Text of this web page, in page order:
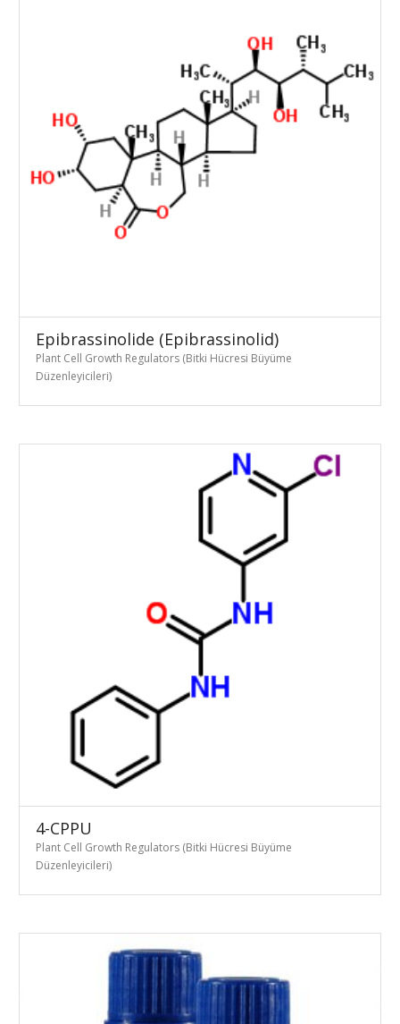
Epibrassinolide (Epibrassinolid)
Plant Cell Growth Regulators (Bitki Hücresi Büyüme
Düzenleyicileri)
4-CPPU
Plant Cell Growth Regulators (Bitki Hücresi Büyüme
Düzenleyicileri)